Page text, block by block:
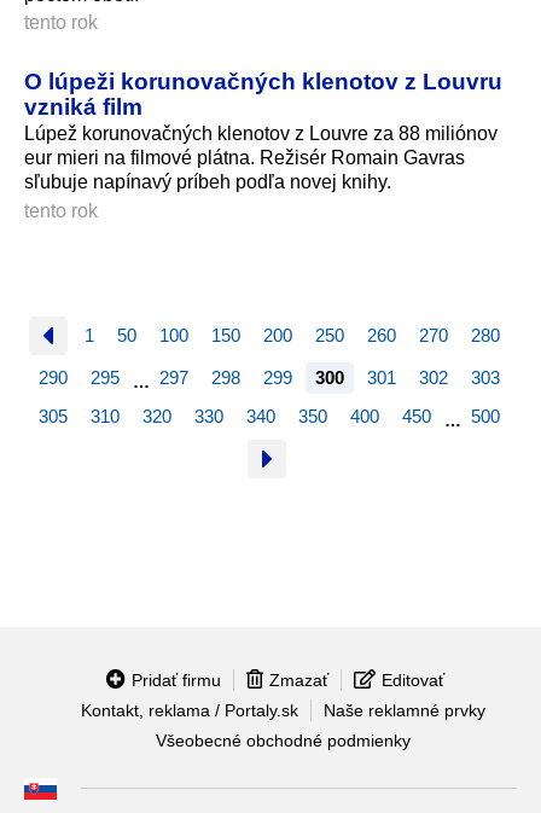
tento rok
O lúpeži korunovačných klenotov z Louvru
vzniká film
Lúpež korunovačných klenotov z Louvre za 88 miliónov
eur mieri na filmové plátna. Režisér Romain Gavras
sľubuje napínavý príbeh podľa novej knihy.
tento rok
1 50 100 150 200 250 260 270 280
290 295 … 297 298 299 300 301 302
303
305
310 320 330 340 350 400 450 … 500
Pridať firmu Zmazať
Editovať
Kontakt, reklama / Portaly.sk
Naše reklamné prvky
Všeobecné obchodné podmienky